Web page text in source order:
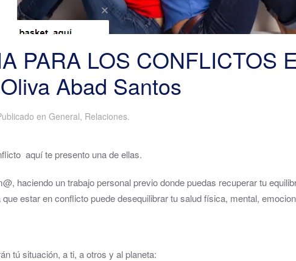
PARA LOS CONFLICTOS
Abad Santos
en General, Relaciones.
aquí te presento una de ellas.
haciendo un trabajo personal previo donde puedas recuperar tu
estar en conflicto puede desequilibrar tu salud física, mental,
tú situación, a ti, a otros y al planeta: